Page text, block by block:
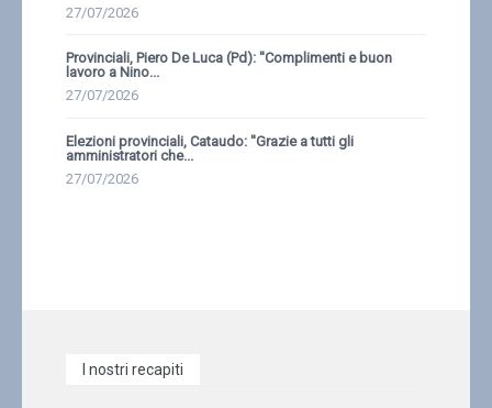
27/07/2026
Provinciali, Piero De Luca (Pd): ''Complimenti e buon
lavoro a Nino...
27/07/2026
Elezioni provinciali, Cataudo: ''Grazie a tutti gli
amministratori che...
27/07/2026
I nostri recapiti